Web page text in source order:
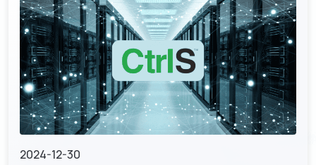
GenieAnalytics Deep Trace
エンドツーエンドのネットワークトラフィックインテリジ
ェンス
マネージド・サービスの実現
既存のネットワーク機能から更なる収益を生み出し
充実したトラフィックデータ調査
豊富なビッグデータのエンドツーエンド、アドホックなト
ラフィック分析
English
繁中
简中
2024-12-30